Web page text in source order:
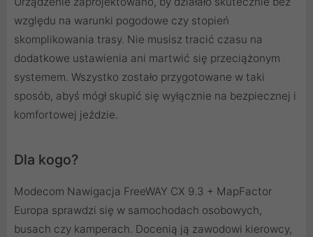
względu na warunki pogodowe czy stopień
skomplikowania trasy. Nie musisz tracić czasu na
dodatkowe ustawienia ani martwić się przeciążonym
systemem. Wszystko zostało przygotowane w taki
sposób, abyś mógł skupić się wyłącznie na bezpiecznej i
komfortowej jeździe.
Dla kogo?
Modecom Nawigacja FreeWAY CX 9.3 + MapFactor
Europa sprawdzi się w samochodach osobowych,
busach czy kamperach. Docenią ją zawodowi kierowcy,